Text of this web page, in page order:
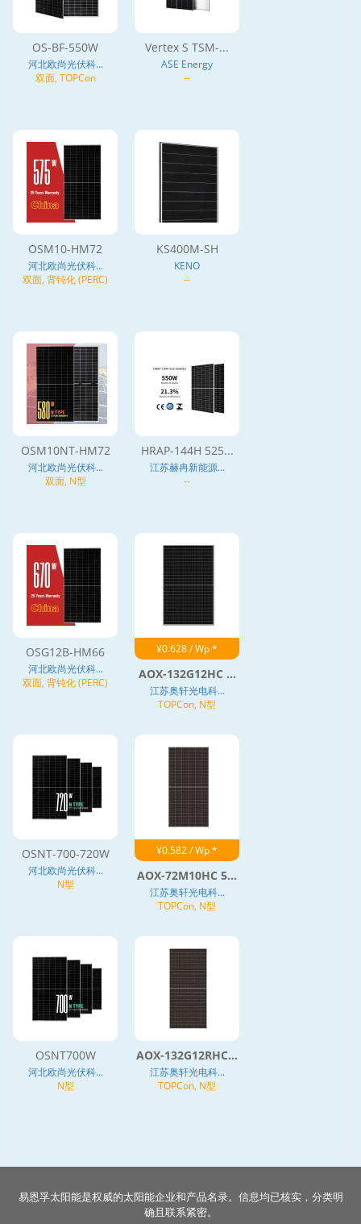
OS-BF-550W
河北欧尚光伏科...
双面, TOPCon
Vertex S TSM-...
ASE Energy
--
OSM10-HM72
河北欧尚光伏科...
双面, 背钝化 (PERC)
KS400M-SH
KENO
--
OSM10NT-HM72
河北欧尚光伏科...
双面, N型
HRAP-144H 525...
江苏赫冉新能源...
--
OSG12B-HM66
河北欧尚光伏科...
双面, 背钝化 (PERC)
¥0.628 / Wp *
AOX-132G12HC ...
江苏奥轩光电科...
TOPCon, N型
OSNT-700-720W
河北欧尚光伏科...
N型
¥0.582 / Wp *
AOX-72M10HC 5...
江苏奥轩光电科...
TOPCon, N型
OSNT700W
河北欧尚光伏科...
N型
AOX-132G12RHC...
江苏奥轩光电科...
TOPCon, N型
易恩孚太阳能是权威的太阳能企业和产品名录。信息均已核实，分类明
确且联系紧密。